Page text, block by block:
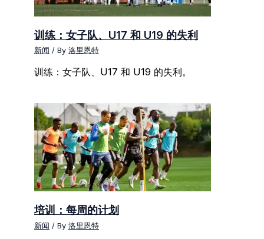
训练：女子队、U17 和 U19 的失利
新闻 / By 洛里恩特
训练：女子队、U17 和 U19 的失利。
培训：每周的计划
新闻 / By 洛里恩特